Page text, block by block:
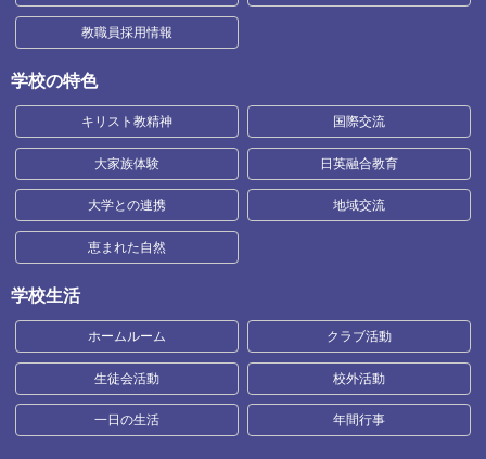
教職員採用情報
学校の特色
キリスト教精神 国際交流
大家族体験 日英融合教育
大学との連携 地域交流
恵まれた自然
学校生活
ホームルーム クラブ活動
生徒会活動 校外活動
一日の生活 年間行事